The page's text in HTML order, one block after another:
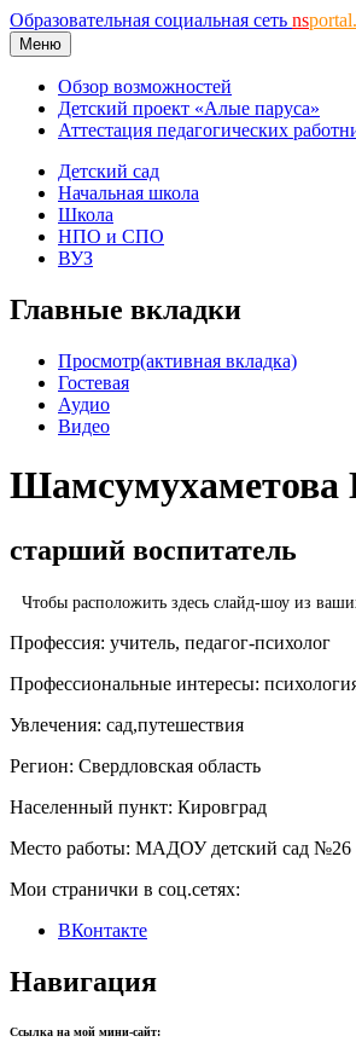
Образовательная социальная сеть ns
Меню
Обзор возможностей
Детский проект «Алые паруса»
Аттестация педагогических
Детский сад
Начальная школа
Школа
НПО и СПО
ВУЗ
Главные вкладки
Просмотр(активная вкладка)
Гостевая
Аудио
Видео
Шамсумухаметова
старший воспитатель
Чтобы расположить здесь слайд-шоу из
Профессия: учитель, педагог-психолог
Профессиональные интересы:
Увлечения: сад,путешествия
Регион: Свердловская область
Населенный пункт: Кировград
Место работы: МАДОУ детский сад №26
Мои странички в соц.сетях:
ВКонтакте
Навигация
Ссылка на мой мини-сайт: